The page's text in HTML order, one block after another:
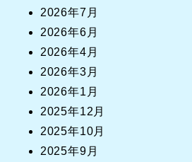
2026年7月
2026年6月
2026年4月
2026年3月
2026年1月
2025年12月
2025年10月
2025年9月